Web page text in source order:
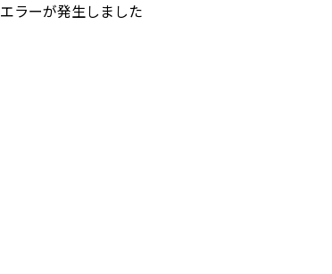
エラーが発生しました